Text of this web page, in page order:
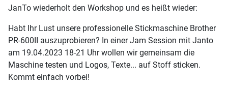
JanTo wiederholt den Workshop und es heißt wieder:
Habt Ihr Lust unsere professionelle Stickmaschine Brother
PR-600II auszuprobieren? In einer Jam Session mit Janto
am 19.04.2023 18-21 Uhr wollen wir gemeinsam die
Maschine testen und Logos, Texte... auf Stoff sticken.
Kommt einfach vorbei!